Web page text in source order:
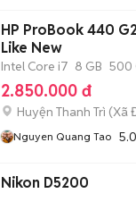
HP ProBook 440
Like New
Intel Core i7 8 GB 500
2.850.000 đ
Huyện Thanh Trì (Xã
Nguyen Quang Tao 5.0
Nikon D5200